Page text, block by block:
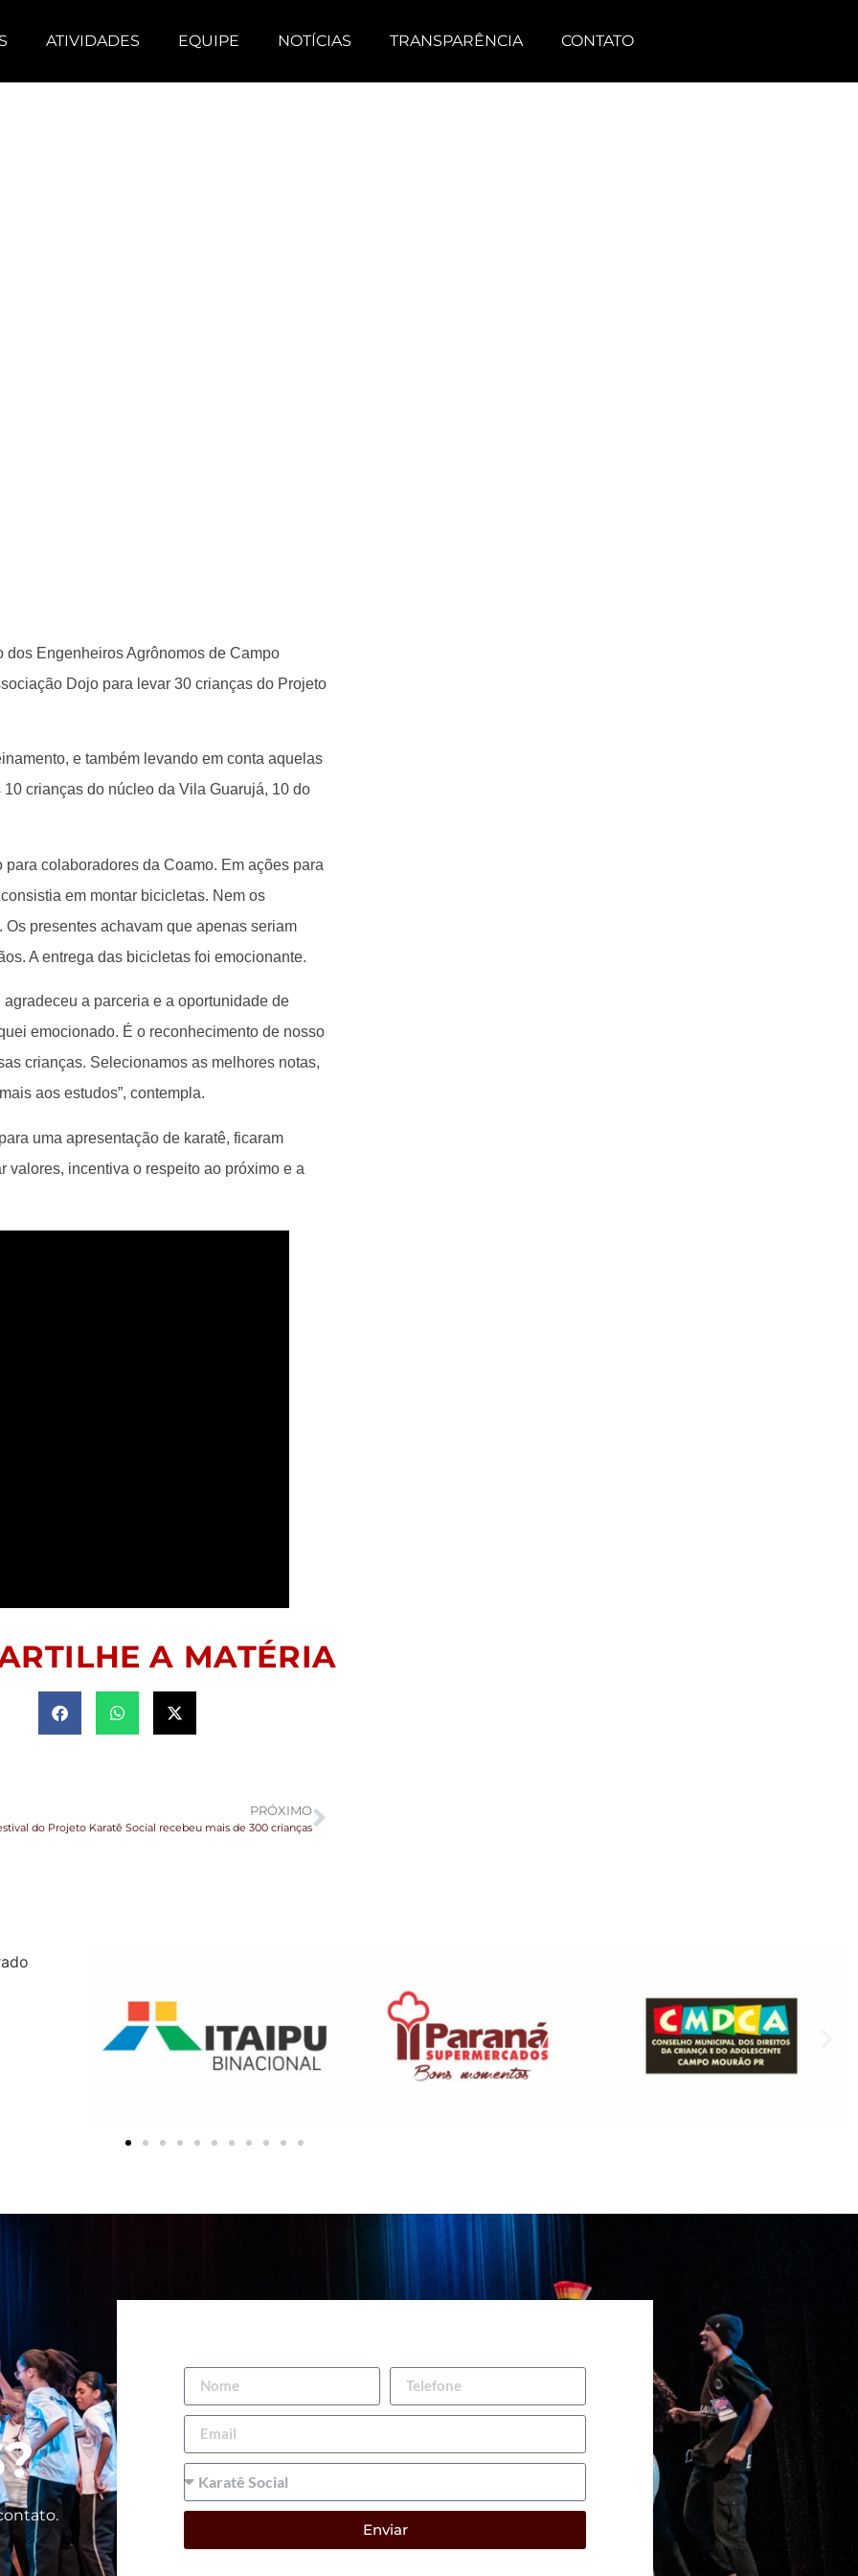
ATIVIDADES EQUIPE NOTÍCIAS TRANSPARÊNCIA CONTATO
dos Engenheiros Agrônomos de Campo
Dojo para levar 30 crianças do Projeto
e também levando em conta aquelas
crianças do núcleo da Vila Guarujá, 10 do
colaboradores da Coamo. Em ações para
em montar bicicletas. Nem os
presentes achavam que apenas seriam
A entrega das bicicletas foi emocionante.
a parceria e a oportunidade de
emocionado. É o reconhecimento de nosso
crianças. Selecionamos as melhores notas,
aos estudos”, contempla.
uma apresentação de karatê, ficaram
valores, incentiva o respeito ao próximo e a
A MATÉRIA
PRÓXIMO
do Projeto Karatê Social recebeu mais de 300 crianças
Enviar